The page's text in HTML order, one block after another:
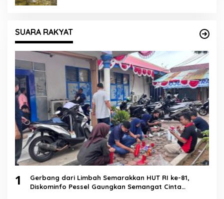
SUARA RAKYAT
1
Gerbang dari Limbah Semarakkan HUT RI ke-81,
Diskominfo Pessel Gaungkan Semangat Cinta